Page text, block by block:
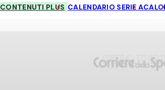
CONTENUTI PLUS CALENDARIO SERIE A